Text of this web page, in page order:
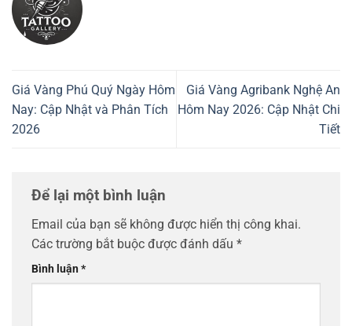
Giá Vàng Phú Quý Ngày Hôm
Nay: Cập Nhật và Phân Tích
2026
Giá Vàng Agribank Nghệ An
Hôm Nay 2026: Cập Nhật Chi
Tiết
Để lại một bình luận
Email của bạn sẽ không được hiển thị công khai.
Các trường bắt buộc được đánh dấu *
Bình luận*